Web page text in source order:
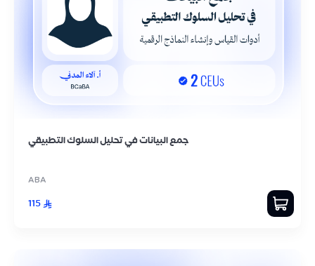
جمع البيانات في تحليل السلوك التطبيقي
ABA
115